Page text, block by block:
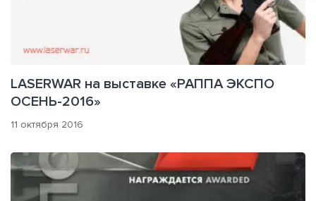
LASERWAR на выставке «РАППА ЭКСПО
ОСЕНЬ-2016»
11 октября 2016